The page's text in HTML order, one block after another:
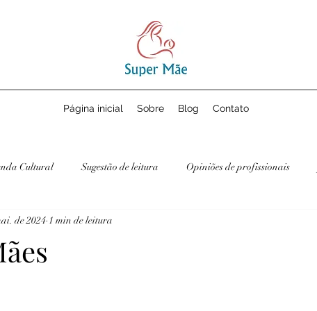
Página inicial Sobre Blog Contato
Cultural Sugestão de leitura Opiniões de profissionais
de 2024 1 min de leitura